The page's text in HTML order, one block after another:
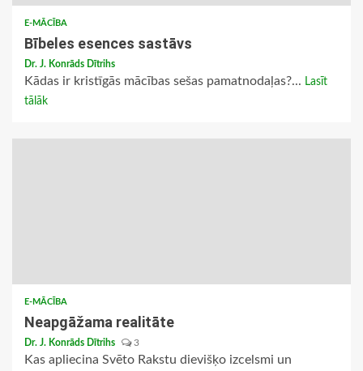
E-MĀCĪBA
Bībeles esences sastāvs
Dr. J. Konrāds Dītrihs
Kādas ir kristīgās mācības sešas pamatnodaļas?... Lasīt
tālāk
E-MĀCĪBA
Neapgāžama realitāte
Dr. J. Konrāds Dītrihs 3
Kas apliecina Svēto Rakstu dievišķo izcelsmi un